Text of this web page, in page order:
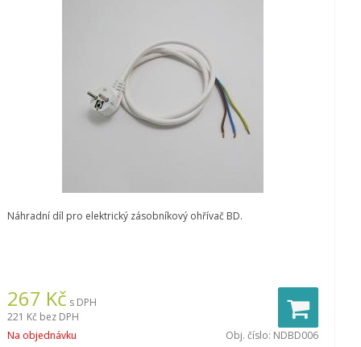
Náhradní díl pro elektrický zásobníkový ohřívač BD.
267 Kč s DPH
221 Kč bez DPH
Na objednávku
Obj. číslo: NDBD006